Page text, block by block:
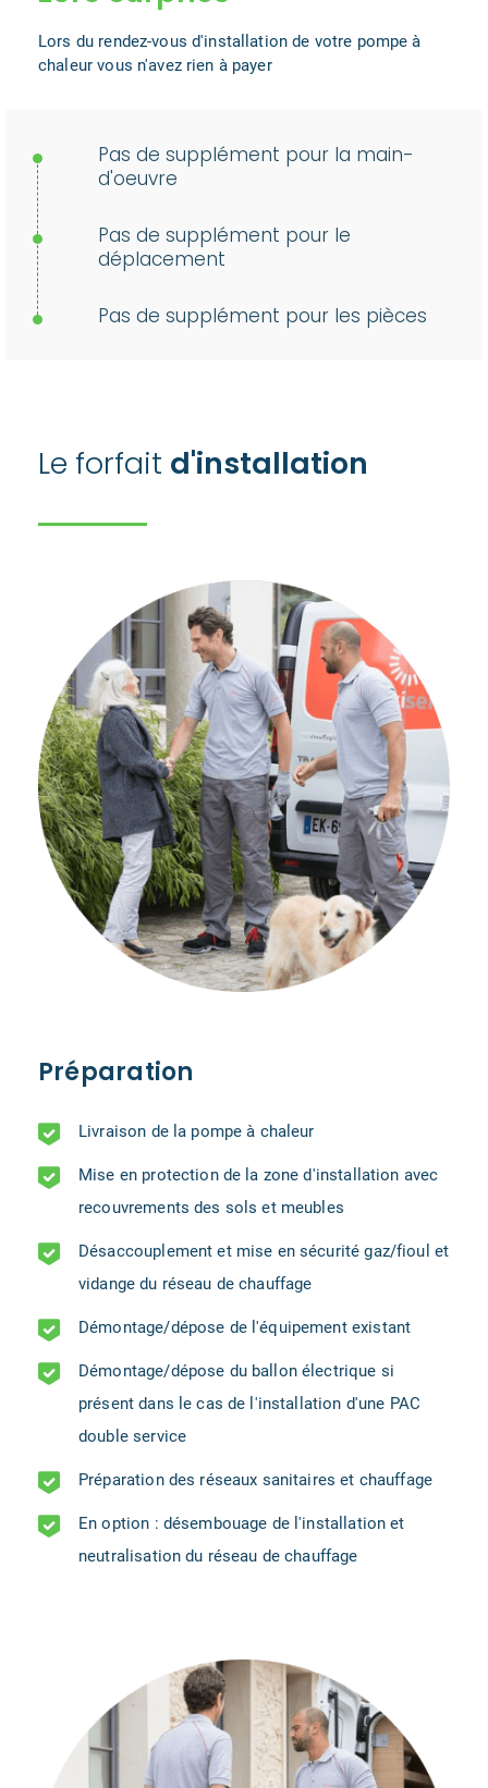
Lors du rendez-vous d'installation de votre pompe à
chaleur vous n'avez rien à payer
Pas de supplément pour la main-
d'oeuvre
Pas de supplément pour le
déplacement
Pas de supplément pour les pièces
Le forfait d'installation
Préparation
Livraison de la pompe à chaleur
Mise en protection de la zone d'installation avec
recouvrements des sols et meubles
Désaccouplement et mise en sécurité gaz/fioul et
vidange du réseau de chauffage
Démontage/dépose de l'équipement existant
Démontage/dépose du ballon électrique si
présent dans le cas de l'installation d'une PAC
double service
Préparation des réseaux sanitaires et chauffage
En option : désembouage de l'installation et
neutralisation du réseau de chauffage